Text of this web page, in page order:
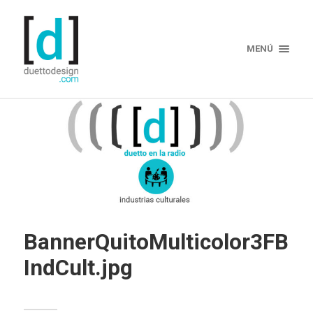
MENÚ
BannerQuitoMulticolor3FB
IndCult.jpg